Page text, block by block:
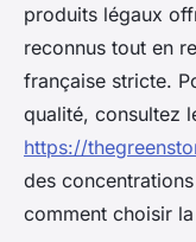
produits légaux
reconnus tout en
française stricte.
qualité, consultez
https://
des
comment choisir